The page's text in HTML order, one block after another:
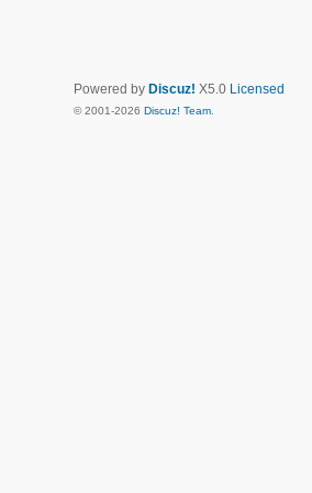
Powered by Discuz! X5.0 Licensed
© 2001-2026 Discuz! Team